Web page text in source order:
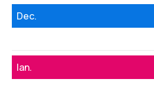
Dec.
Ian.